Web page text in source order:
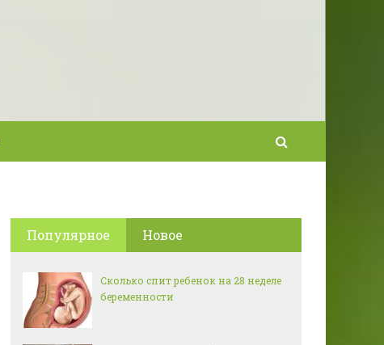
Популярное Новое
Сколько спит ребенок на 28 неделе
беременности